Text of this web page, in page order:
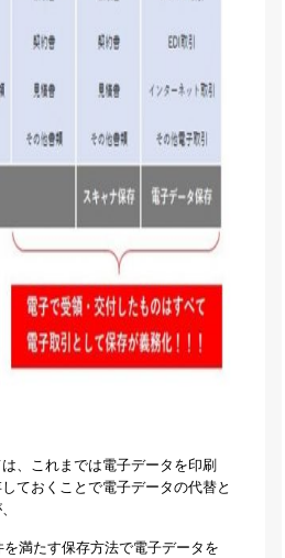
、これまでは電子データを印刷
ておくことで電子データの代替と
満たす保存方法で電子データを